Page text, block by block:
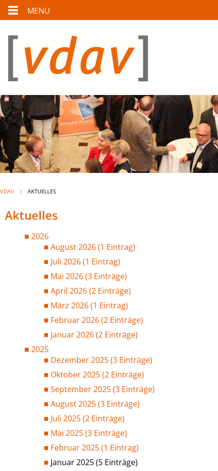
MENU
VDAV AKTUELLES
Aktuelles
2026
August 2026 (1 Eintrag)
Juli 2026 (1 Eintrag)
Mai 2026 (3 Einträge)
April 2026 (2 Einträge)
März 2026 (1 Eintrag)
Februar 2026 (2 Einträge)
Januar 2026 (2 Einträge)
2025
Dezember 2025 (3 Einträge)
Oktober 2025 (2 Einträge)
September 2025 (3 Einträge)
August 2025 (3 Einträge)
Juli 2025 (2 Einträge)
Mai 2025 (3 Einträge)
Februar 2025 (1 Eintrag)
Januar 2025 (5 Einträge)